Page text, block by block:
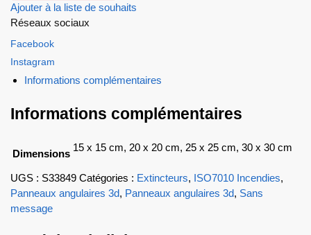
Ajouter à la liste de souhaits
Réseaux sociaux
Facebook
Instagram
Informations complémentaires
Informations complémentaires
Dimensions
15 x 15 cm, 20 x 20 cm, 25 x 25 cm, 30 x 30 cm
UGS : S33849 Catégories : Extincteurs, ISO7010 Incendies,
Panneaux angulaires 3d, Panneaux angulaires 3d, Sans
message